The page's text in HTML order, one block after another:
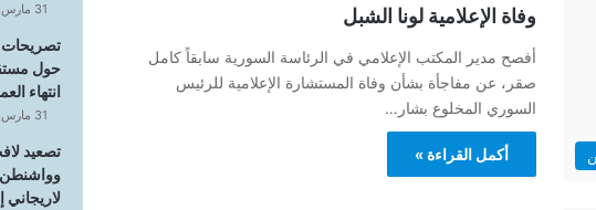
وفاة الإعلامية لونا الشبل
أفصح مدير المكتب الإعلامي في الرئاسة السورية سابقاً كامل
صقر، عن مفاجأة بشأن وفاة المستشارة الإعلامية للرئيس
السوري المخلوع بشار…
أكمل القراءة »
31 مارس، 2026
تصريحات
حول
انتهاء
31 مارس، 2026
تصعيد